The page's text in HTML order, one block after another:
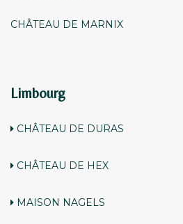
CHÂTEAU DE MARNIX
Limbourg
CHÂTEAU DE DURAS
CHÂTEAU DE HEX
MAISON NAGELS